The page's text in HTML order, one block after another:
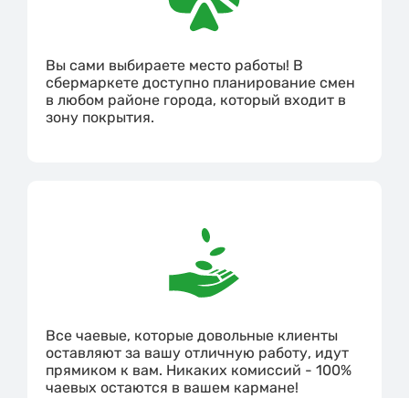
Вы сами выбираете место работы! В
сбермаркете доступно планирование смен
в любом районе города, который входит в
зону покрытия.
Все чаевые, которые довольные клиенты
оставляют за вашу отличную работу, идут
прямиком к вам. Никаких комиссий - 100%
чаевых остаются в вашем кармане!